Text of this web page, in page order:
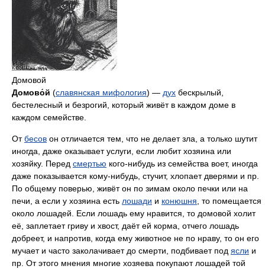
Домовой
Домово́й (славянская мифология) — дух бескрылый,
бестелесный и безрогий, который живёт в каждом доме в
каждом семействе.
Отбесов он отличается тем, что не делает зла, а только шутит
иногда, даже оказывает услуги, если любит хозяина или
хозяйку. Перед смертью кого-нибудь из семейства воет, иногда
даже показывается кому-нибудь, стучит, хлопает дверями и пр.
По общему поверью, живёт он по зимам около печки или на
печи, а если у хозяина есть лошади и конюшня , то помещается
около лошадей. Если лошадь ему нравится, то домовой холит
её, заплетает гриву и хвост, даёт ей корма, отчего лошадь
добреет, и напротив, когда ему животное не по нраву, то он его
мучает и часто заколачивает до смерти, подбивает под ясли и
пр. От этого мнения многие хозяева покупают лошадей той